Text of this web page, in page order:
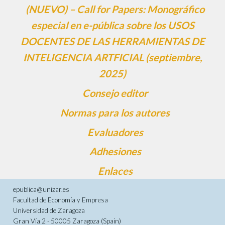
(NUEVO) – Call for Papers: Monográfico
especial en e-pública sobre los USOS
DOCENTES DE LAS HERRAMIENTAS DE
INTELIGENCIA ARTFICIAL (septiembre,
2025)
Consejo editor
Normas para los autores
Evaluadores
Adhesiones
Enlaces
epublica@unizar.es
Facultad de Economía y Empresa
Universidad de Zaragoza
Gran Vía 2 - 50005 Zaragoza (Spain)